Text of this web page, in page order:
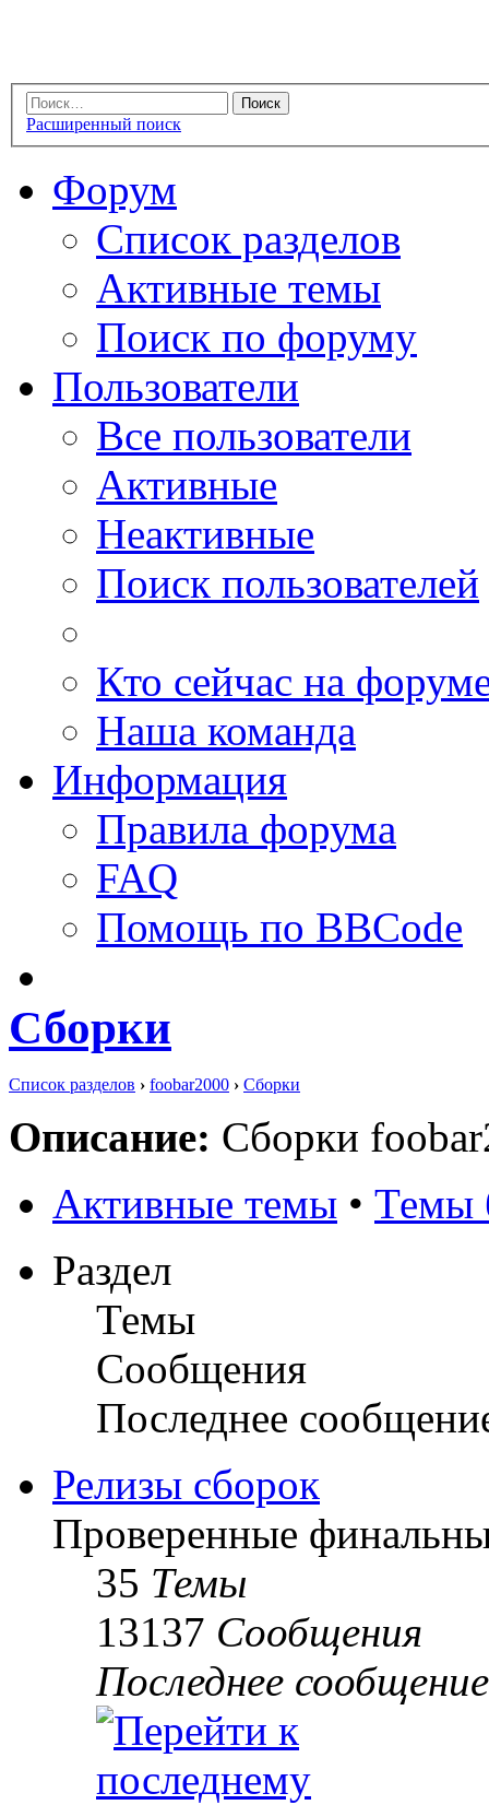
Расширенный поиск
Форум
Список разделов
Активные темы
Поиск по форуму
Пользователи
Все пользователи
Активные
Неактивные
Поиск пользователей
Кто сейчас на
Наша команда
Информация
Правила форума
FAQ
Помощь по BBCode
Сборки
Список разделов › foobar2000 › Сборки
Описание: Сборки
Активные темы • Темы
Раздел
Темы
Сообщения
Последнее
Релизы сборок
Проверенные
35 Темы
13137 Сообщения
Последнее сообщение